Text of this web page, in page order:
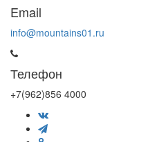
Email
info@mountains01.ru
Телефон
+7(962)856 4000